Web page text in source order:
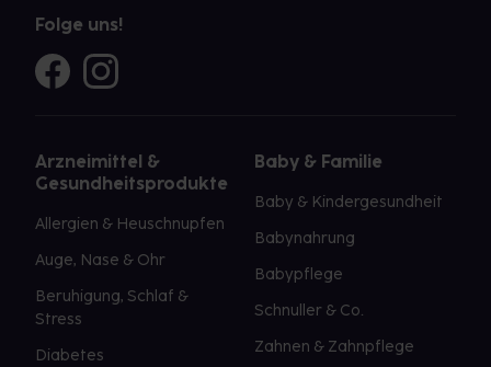
Folge uns!
Arzneimittel &
Gesundheitsprodukte
Allergien & Heuschnupfen
Auge, Nase & Ohr
Beruhigung, Schlaf &
Stress
Diabetes
Baby & Familie
Baby & Kindergesundheit
Babynahrung
Babypflege
Schnuller & Co.
Zahnen & Zahnpflege